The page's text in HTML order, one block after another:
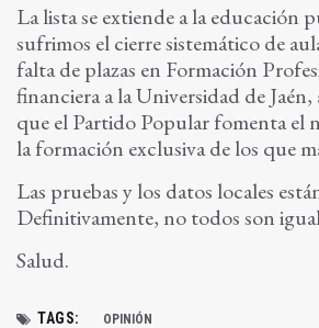
La lista se extiende a la educación
sufrimos el cierre sistemático de
falta de plazas en Formación
financiera a la Universidad de
que el Partido Popular fomenta el
la formación exclusiva de los que
Las pruebas y los datos locales
Definitivamente, no todos son
Salud.
TAGS: OPINIÓN